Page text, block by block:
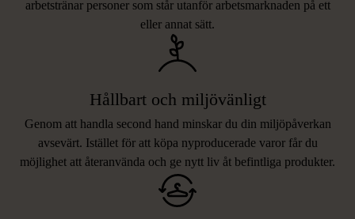
arbetstränar personer som står utanför arbetsmarknaden på ett
eller annat sätt.
Hållbart och miljövänligt
Genom att handla second hand minskar du din miljöpåverkan
avsevärt. Istället för att köpa nyproducerade varor får du
möjlighet att återanvända och ge nytt liv åt befintliga produkter.